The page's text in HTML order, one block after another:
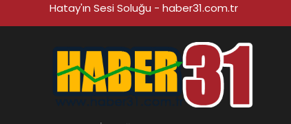
Hatay'ın Sesi Soluğu - haber31.com.tr